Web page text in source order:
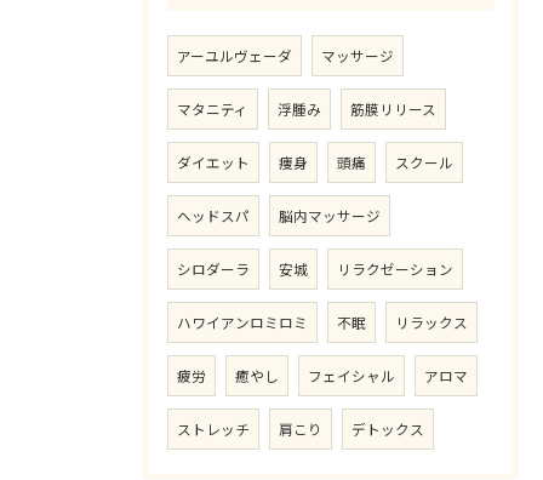
アーユルヴェーダ マッサージ
マタニティ 浮腫み 筋膜リリース
ダイエット 痩身 頭痛 スクール
ヘッドスパ 脳内マッサージ
シロダーラ 安城 リラクゼーション
ハワイアンロミロミ 不眠 リラックス
疲労 癒やし フェイシャル アロマ
ストレッチ 肩こり デトックス